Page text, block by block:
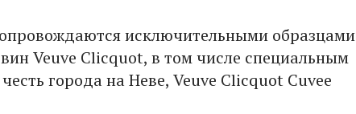
исключительными образцами
Veuve Clicquot, в том числе специальным
города на Неве, Veuve Clicquot Cuvee